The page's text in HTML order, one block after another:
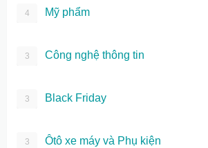
4 Mỹ phẩm
3 Công nghệ thông tin
3 Black Friday
3 Ôtô xe máy và Phụ kiện